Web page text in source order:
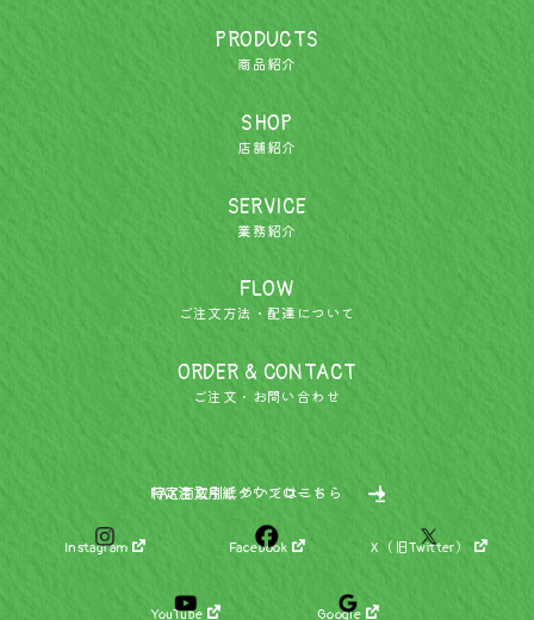
PRODUCTS
商品紹介
SHOP
店舗紹介
SERVICE
業務紹介
FLOW
ご注文方法・配達について
ORDER & CONTACT
ご注文・お問い合わせ
特定商取引についてはこちら
FAX注文用紙ダウンロード
Instagram Facebook X（旧Twitter）
YouTube Google